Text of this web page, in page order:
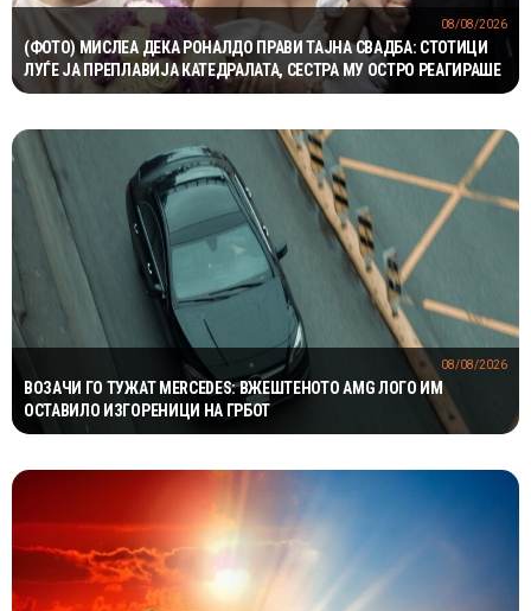
(ФОТО) МИСЛЕА ДЕКА РОНАЛДО ПРАВИ ТАЈНА СВАДБА: СТОТИЦИ
ЛУЃЕ ЈА ПРЕПЛАВИЈА КАТЕДРАЛАТА, СЕСТРА МУ ОСТРО РЕАГИРАШЕ
08/08/2026
ВОЗАЧИ ГО ТУЖАТ MERCEDES: ВЖЕШТЕНОТО AMG ЛОГО ИМ
ОСТАВИЛО ИЗГОРЕНИЦИ НА ГРБОТ
08/08/2026